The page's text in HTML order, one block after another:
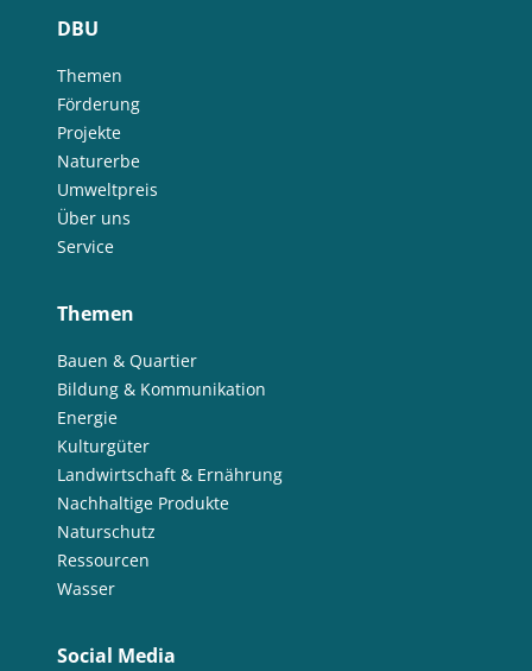
DBU
Themen
Förderung
Projekte
Naturerbe
Umweltpreis
Über uns
Service
Themen
Bauen & Quartier
Bildung & Kommunikation
Energie
Kulturgüter
Landwirtschaft & Ernährung
Nachhaltige Produkte
Naturschutz
Ressourcen
Wasser
Social Media